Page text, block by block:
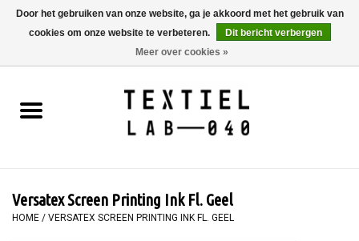
0 Artikelen - €0,00
BOEKEN
SCHILDEREN
Versatex Screen Printing Ink Fl. Geel
HOME / VERSATEX SCREEN PRINTING INK FL. GEEL
Door het gebruiken van onze website, ga je akkoord met het gebruik van
cookies om onze website te verbeteren.
Dit bericht verbergen
Meer over cookies »